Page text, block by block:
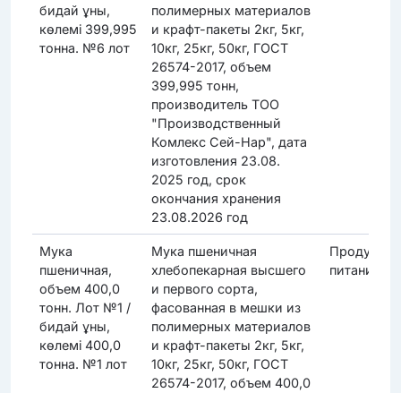
бидай ұны,
көлемі 399,995
тонна. №6 лот
полимерных материалов
и крафт-пакеты 2кг, 5кг,
10кг, 25кг, 50кг, ГОСТ
26574-2017, объем
399,995 тонн,
производитель ТОО
"Производственный
Комлекс Сей-Нар", дата
изготовления 23.08.
2025 год, срок
окончания хранения
23.08.2026 год
Мука
пшеничная,
объем 400,0
тонн. Лот №1 /
бидай ұны,
көлемі 400,0
тонна. №1 лот
Мука пшеничная
хлебопекарная высшего
и первого сорта,
фасованная в мешки из
полимерных материалов
и крафт-пакеты 2кг, 5кг,
10кг, 25кг, 50кг, ГОСТ
26574-2017, объем 400,0
Продукты
питания